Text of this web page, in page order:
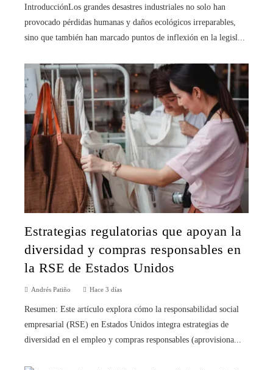
IntroducciónLos grandes desastres industriales no solo han
provocado pérdidas humanas y daños ecológicos irreparables,
sino que también han marcado puntos de inflexión en la legisl...
Estrategias regulatorias que apoyan la
diversidad y compras responsables en
la RSE de Estados Unidos
Andrés Patiño Hace 3 días
Resumen: Este artículo explora cómo la responsabilidad social
empresarial (RSE) en Estados Unidos integra estrategias de
diversidad en el empleo y compras responsables (aprovisiona...